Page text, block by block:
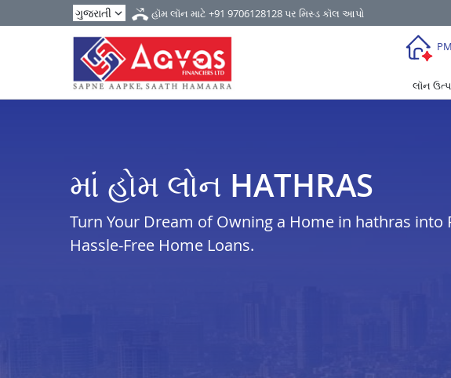
હૉમ લૉન માટે +91 9706128128પર મિસ્ડ કૉલ આપો
લૉન
માં હોમ લોન HATHRAS
Turn Your Dream of Owning a Home in hathras into
Hassle-Free Home Loans.